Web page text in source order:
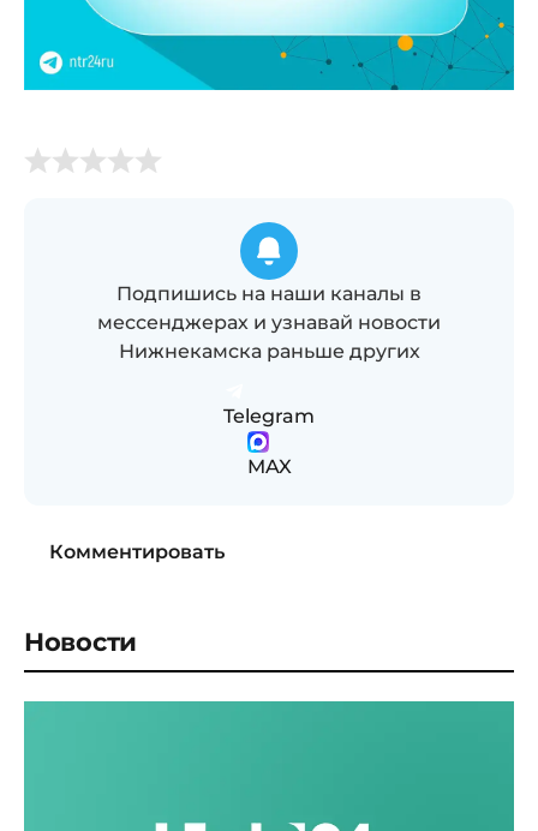
Подпишись на наши каналы в
мессенджерах и узнавай новости
Нижнекамска раньше других
Telegram
MAX
Комментировать
Новости